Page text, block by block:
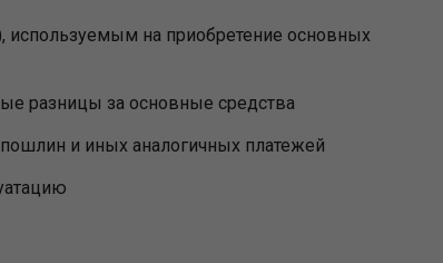
на приобретение основных
разницы за основные средства
и иных аналогичных платежей